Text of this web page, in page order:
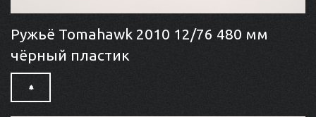
Ружьё Tomahawk 2010 12/76 480 мм
чёрный пластик